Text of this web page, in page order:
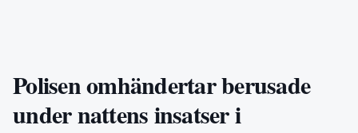
Polisen omhändertar berusade
under nattens insatser i